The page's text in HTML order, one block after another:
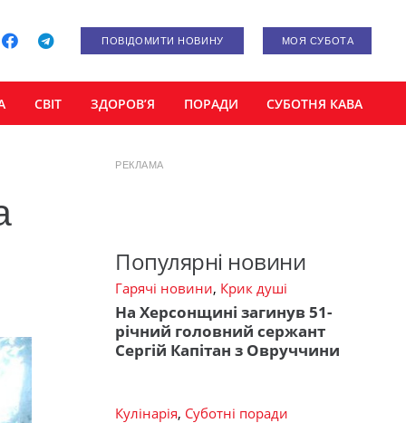
ПОВІДОМИТИ НОВИНУ МОЯ СУБОТА
СВІТ ЗДОРОВ’Я ПОРАДИ СУБОТНЯ КАВА
РЕКЛАМА
Популярні новини
Гарячі новини, Крик душі
На Херсонщині загинув 51-
річний головний сержант
Сергій Капітан з Овруччини
Кулінарія, Суботні поради